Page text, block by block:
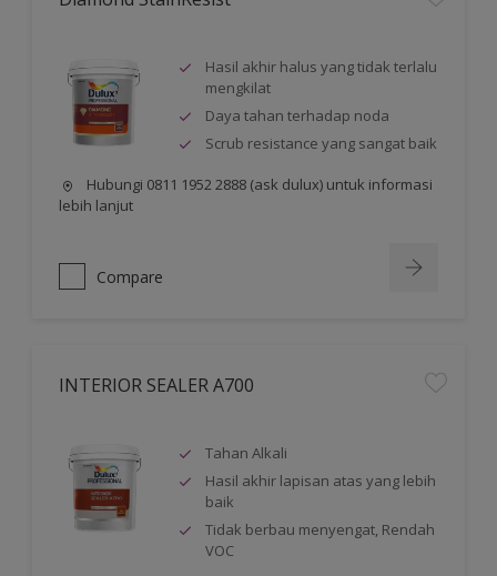
Hasil akhir halus yang tidak terlalu
mengkilat
Daya tahan terhadap noda
Scrub resistance yang sangat baik
Hubungi 0811 1952 2888 (ask dulux) untuk informasi
lebih lanjut
Compare
INTERIOR SEALER A700
Tahan Alkali
Hasil akhir lapisan atas yang lebih
baik
Tidak berbau menyengat, Rendah
VOC